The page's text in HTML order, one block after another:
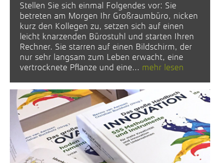
Stellen Sie sich einmal Folgendes vor: Sie
betreten am Morgen Ihr Großraumbüro, nicken
kurz den Kollegen zu, setzen sich auf einen
leicht knarzenden Bürostuhl und starten Ihren
Rechner. Sie starren auf einen Bildschirm, der
nur sehr langsam zum Leben erwacht, eine
vertrocknete Pflanze und eine... mehr lesen